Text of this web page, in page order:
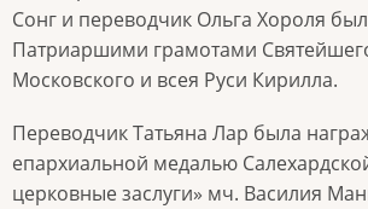
Сонг и переводчик Ольга Хороля
Патриаршими грамотами
Московского и всея Руси Кирилла.
Переводчик Татьяна Лар была
епархиальной медалью
церковные заслуги» мч. Василия